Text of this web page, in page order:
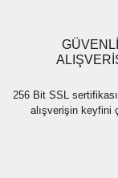
Ürün fiyatı
Bu ürüne
GÜVENLİ
256 Bit SSL
alışverişin keyfini